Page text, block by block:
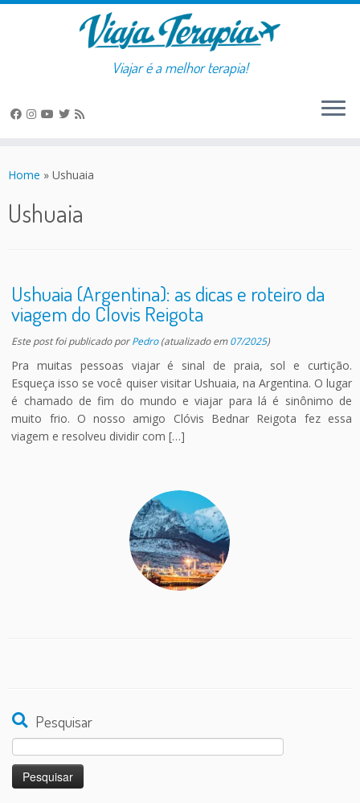
to
Viajar é a melhor terapia!
Home » Ushuaia
Ushuaia
Ushuaia (Argentina): as dicas e roteiro da
viagem do Clovis Reigota
Este post foi publicadoporPedro(atualizado em07/2025)
Pra muitas pessoas viajar é sinal de praia, sol e curtição.
Esqueça isso se você quiser visitar Ushuaia, na Argentina. O lugar
é chamado de fim do mundo e viajar para lá é sinônimo de
muito frio. O nosso amigo Clóvis Bednar Reigota fez essa
viagem e resolveu dividir com […]
Pesquisar
por: